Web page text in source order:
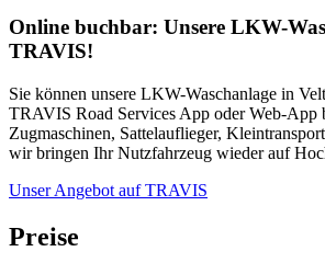
Online buchbar: Unsere LKW-
TRAVIS!
Sie können unsere LKW-Waschanlage in
TRAVIS Road Services App oder Web-App
Zugmaschinen, Sattelauflieger,
wir bringen Ihr Nutzfahrzeug wieder auf
Unser Angebot auf TRAVIS
Preise